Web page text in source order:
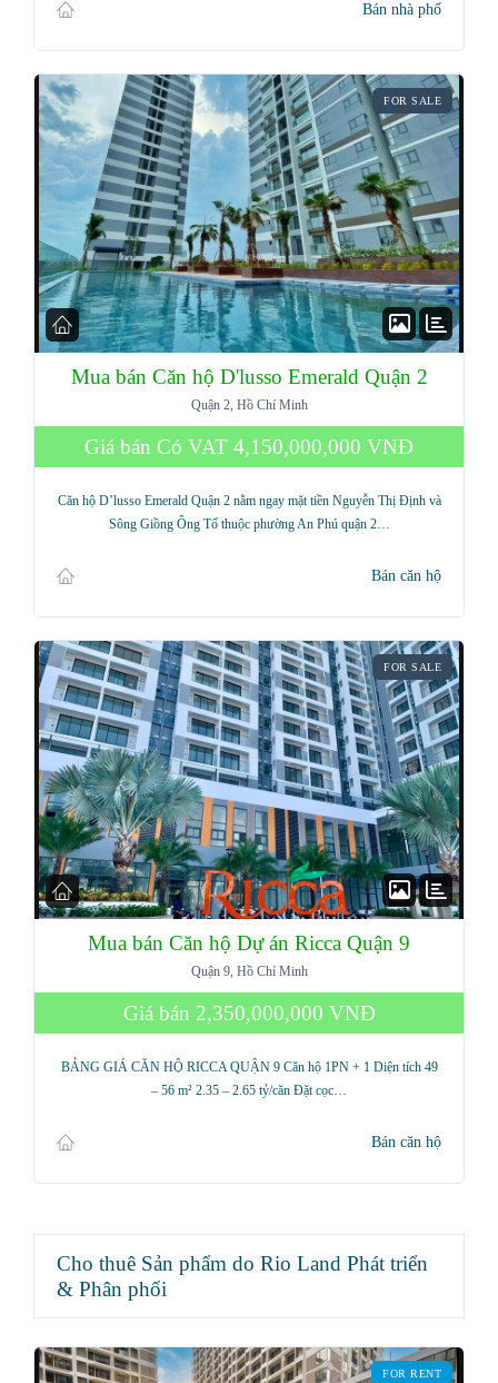
Bán nhà phố
FOR SALE
Mua bán Căn hộ D'lusso Emerald Quận 2
Quận 2, Hồ Chí Minh
Giá bán Có VAT 4,150,000,000 VNĐ
Căn hộ D’lusso Emerald Quận 2 nằm ngay mặt tiền Nguyễn Thị Định và
Sông Giồng Ông Tố thuộc phường An Phú quận 2…
Bán căn hộ
FOR SALE
Mua bán Căn hộ Dự án Ricca Quận 9
Quận 9, Hồ Chí Minh
Giá bán 2,350,000,000 VNĐ
BẢNG GIÁ CĂN HỘ RICCA QUẬN 9 Căn hộ 1PN + 1 Diện tích 49
– 56 m² 2.35 – 2.65 tỷ/căn Đặt cọc…
Bán căn hộ
Cho thuê Sản phẩm do Rio Land Phát triển
& Phân phối
FOR RENT